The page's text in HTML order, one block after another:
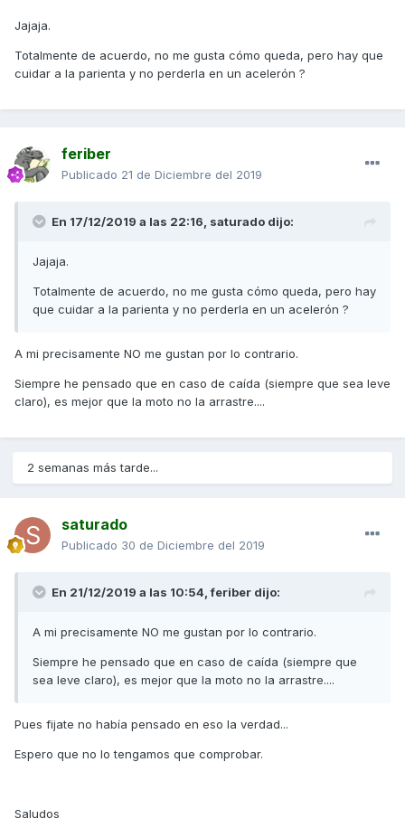
Jajaja.
Totalmente de acuerdo, no me gusta cómo queda, pero hay que
cuidar a la parienta y no perderla en un acelerón ?
feriber
Publicado 21 de Diciembre del 2019
En 17/12/2019 a las 22:16, saturado dijo:
Jajaja.
Totalmente de acuerdo, no me gusta cómo queda, pero hay
que cuidar a la parienta y no perderla en un acelerón ?
A mi precisamente NO me gustan por lo contrario.
Siempre he pensado que en caso de caída (siempre que sea leve
claro), es mejor que la moto no la arrastre....
2 semanas más tarde...
saturado
Publicado 30 de Diciembre del 2019
En 21/12/2019 a las 10:54,feriber dijo:
A mi precisamente NO me gustan por lo contrario.
Siempre he pensado que en caso de caída (siempre que
sea leve claro), es mejor que la moto no la arrastre....
Pues fijate no había pensado en eso la verdad...
Espero que no lo tengamos que comprobar.
Saludos